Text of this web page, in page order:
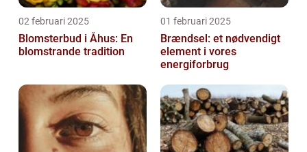
02 februari 2025
Blomsterbud i Åhus: En
blomstrande tradition
01 februari 2025
Brændsel: et nødvendigt
element i vores
energiforbrug